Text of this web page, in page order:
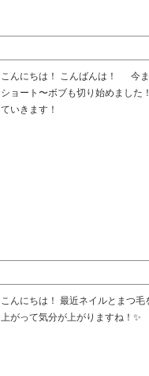
こんにちは！ こんばんは！ 今ま
ショート〜ボブも切り始めました
ていきます！
こんにちは！ 最近ネイルとまつ
上がって気分が上がりますね！✨